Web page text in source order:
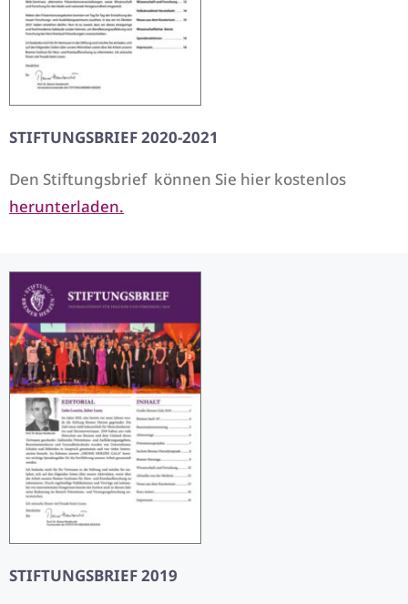
STIFTUNGSBRIEF 2020-2021
Den Stiftungsbrief können Sie hier kostenlos
herunterladen.
STIFTUNGSBRIEF 2019